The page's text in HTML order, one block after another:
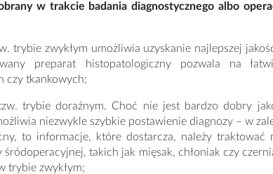
w trakcie badania diagnostycznego albo
trybie zwykłym umożliwia uzyskanie najlepszej
preparat histopatologiczny pozwala na
czy tkankowych;
trybie doraźnym. Choć nie jest bardzo dobry
niezwykle szybkie postawienie diagnozy – w
to informacje, które dostarcza, należy traktować
takich jak mięsak, chłoniak czy
trybie zwykłym;